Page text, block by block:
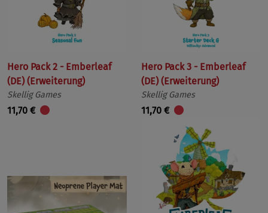
Hero Pack 2 - Emberleaf
(DE) (Erweiterung)
Skellig Games
11,70 €
Hero Pack 3 - Emberleaf
(DE) (Erweiterung)
Skellig Games
11,70 €